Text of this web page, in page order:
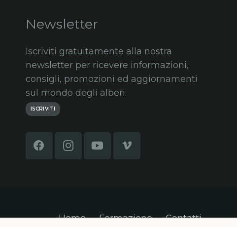
Newsletter
Iscriviti gratuitamente alla nostra
newsletter per ricevere informazioni,
consigli, promozioni ed aggiornamenti
sul mondo degli alberi.
ISCRIVITI
Home Formazione Contatti